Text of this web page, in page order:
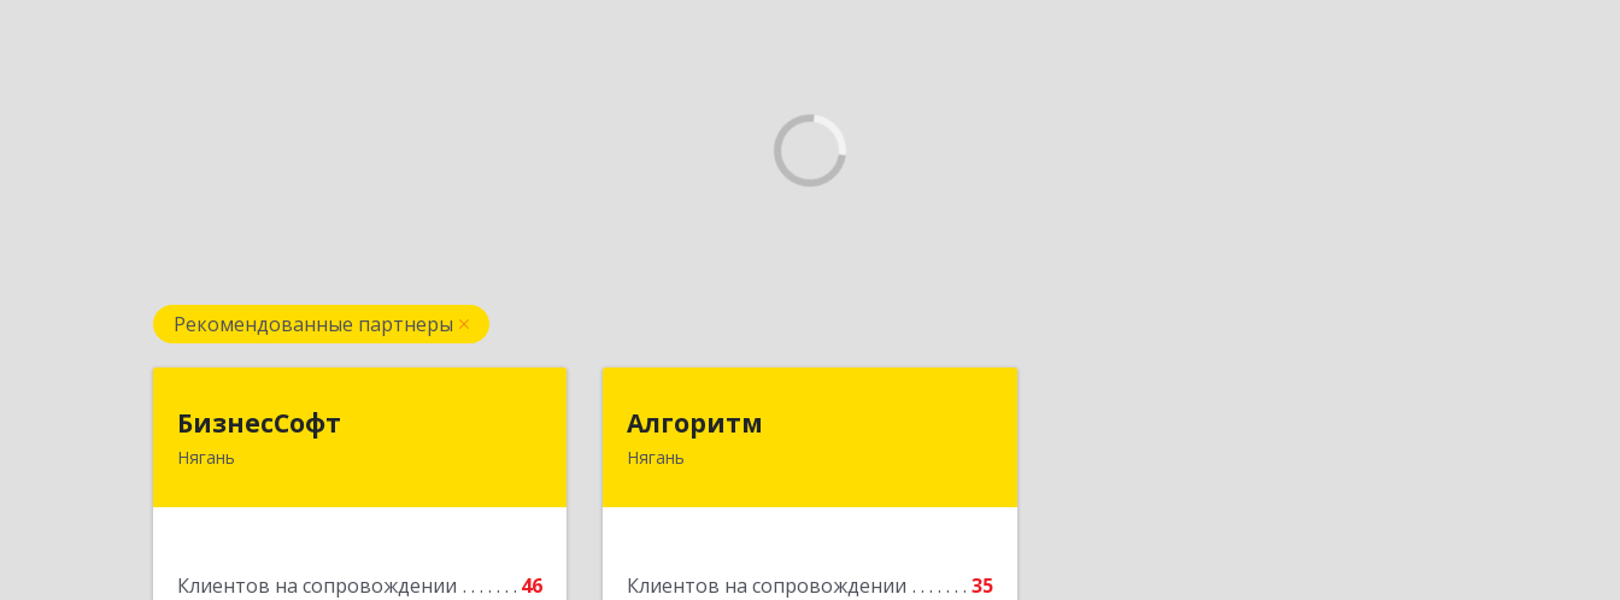
Рекомендованные партнеры
БизнесСофт
Нягань
Клиентов на сопровождении 46
Подробнее
Алгоритм
Нягань
Клиентов на сопровождении
35